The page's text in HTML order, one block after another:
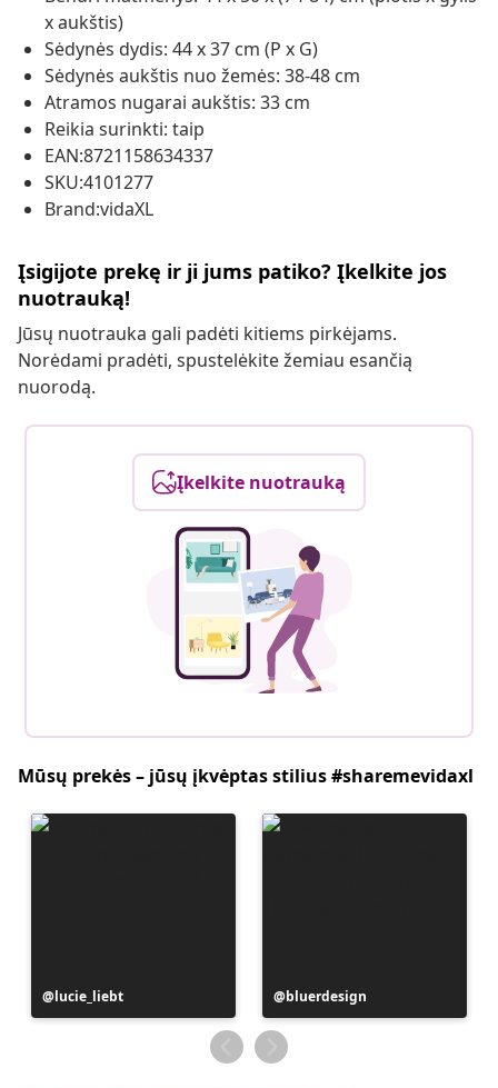
x aukštis)
Sėdynės dydis: 44 x 37 cm (P x G)
Sėdynės aukštis nuo žemės: 38-48 cm
Atramos nugarai aukštis: 33 cm
Reikia surinkti: taip
EAN:8721158634337
SKU:4101277
Brand:vidaXL
Įsigijote prekę ir ji jums patiko? Įkelkite jos
nuotrauką!
Jūsų nuotrauka gali padėti kitiems pirkėjams.
Norėdami pradėti, spustelėkite žemiau esančią
nuorodą.
Įkelkite nuotrauką
Mūsų prekės – jūsų įkvėptas stilius #sharemevidaxl
Įrašą
paskelbė
lucie_liebt
Įrašą
paskelbė
bluerdesign